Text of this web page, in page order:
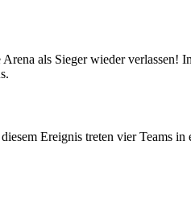
als Sieger wieder
Ereignis treten vier